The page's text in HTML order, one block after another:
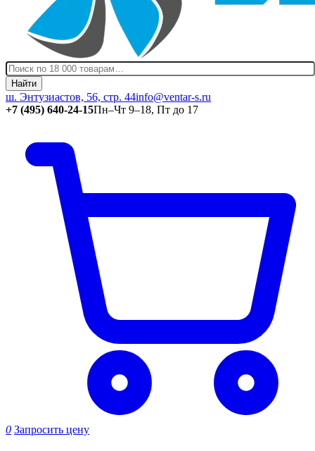
Найти
ш. Энтузиастов, 56, стр. 44info@ventar-s.ru
+7 (495) 640-24-15Пн–Чт 9–18, Пт до 17
0 Запросить цену